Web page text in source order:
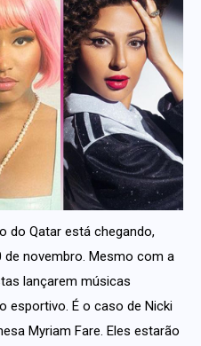
do Qatar está chegando,
novembro. Mesmo com a
lançarem músicas
esportivo. É o caso de Nicki
Myriam Fare. Eles estarão